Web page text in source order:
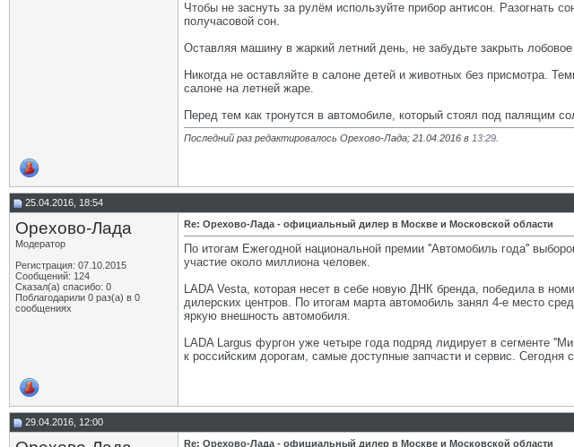
Чтобы не заснуть за рулём используйте прибор антисон. Разогнать
получасовой сон.
Оставляя машину в жаркий летний день, не забудьте закрыть
Никогда не оставляйте в салоне детей и животных без присмотра.
салоне на летней жаре.
Перед тем как тронутся в автомобиле, который стоял под палящим
Последний раз редактировалось Орехово-Лада; 21.04.2016 в 13:29
25.04.2016, 18:54
Орехово-Лада
Модератор
Регистрация: 07.10.2015
Сообщений: 124
Сказал(а) спасибо: 0
Поблагодарили 0 раз(а) в 0
сообщениях
Re: Орехово-Лада - официальный дилер в Москве и Московской области
По итогам Ежегодной национальной премии ''Автомобиль года''
участие около миллиона человек.
LADA Vesta, которая несет в себе новую ДНК бренда, победила в
дилерских центров. По итогам марта автомобиль занял 4-е место
яркую внешность автомобиля.
LADA Largus фургон уже четыре года подряд лидирует в сегменте
к российским дорогам, самые доступные запчасти и сервис. Сегодня
29.04.2016, 12:00
Re: Орехово-Лада - официальный дилер в Москве и Московской области